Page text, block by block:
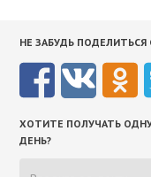
НЕ ЗАБУДЬ ПОДЕЛИТЬСЯ
ХОТИТЕ ПОЛУЧАТЬ
ДЕНЬ?